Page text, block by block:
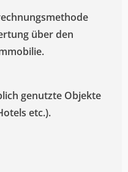
über den
genutzte Objekte
etc.).